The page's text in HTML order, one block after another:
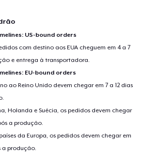
US-bound orders
com destino aos EUA cheguem em 4 a 7
e entrega à transportadora.
EU-bound orders
ao Reino Unido devem chegar em 7 a 12 dias
Holanda e Suécia, os pedidos devem chegar
a produção.
da Europa, os pedidos devem chegar em
a produção.